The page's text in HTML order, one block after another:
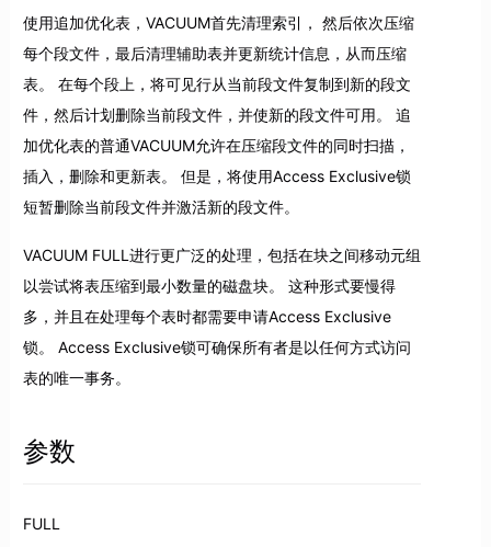
使用追加优化表，VACUUM首先清理索引， 然后依次压缩
每个段文件，最后清理辅助表并更新统计信息，从而压缩
表。 在每个段上，将可见行从当前段文件复制到新的段文
件，然后计划删除当前段文件，并使新的段文件可用。 追
加优化表的普通VACUUM允许在压缩段文件的同时扫描，
插入，删除和更新表。 但是，将使用Access Exclusive锁
短暂删除当前段文件并激活新的段文件。
VACUUM FULL进行更广泛的处理，包括在块之间移动元组
以尝试将表压缩到最小数量的磁盘块。 这种形式要慢得
多，并且在处理每个表时都需要申请Access Exclusive
锁。 Access Exclusive锁可确保所有者是以任何方式访问
表的唯一事务。
参数
FULL